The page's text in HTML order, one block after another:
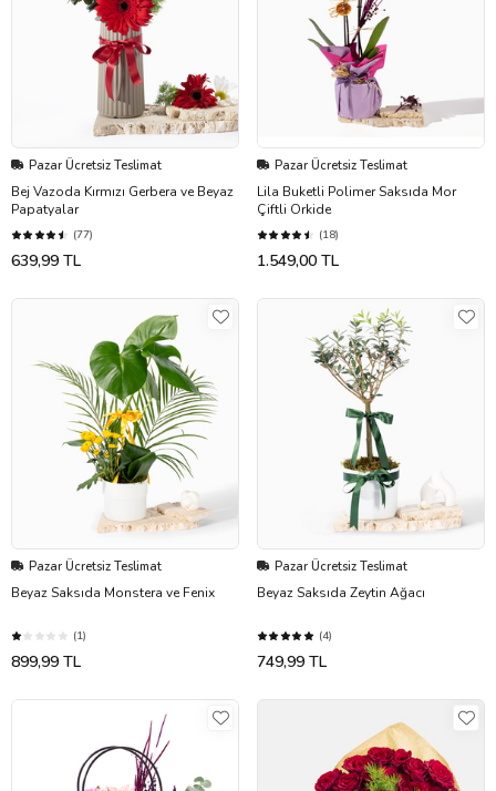
Pazar Ücretsiz Teslimat
Bej Vazoda Kırmızı Gerbera ve Beyaz
Papatyalar
(77)
639,99 TL
Pazar Ücretsiz Teslimat
Lila Buketli Polimer Saksıda Mor
Çiftli Orkide
(18)
1.549,00 TL
Pazar Ücretsiz Teslimat
Beyaz Saksıda Monstera ve Fenix
(1)
899,99 TL
Pazar Ücretsiz Teslimat
Beyaz Saksıda Zeytin Ağacı
(4)
749,99 TL